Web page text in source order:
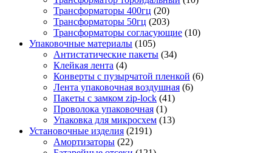
Трансформаторы 400гц (20)
Трансформаторы 50гц (203)
Трансформаторы согласующие (10)
Упаковочные материалы (105)
Антистатические пакеты (34)
Клейкая лента (4)
Конверты с пузырчатой пленкой (6)
Лента упаковочная воздушная (6)
Пакеты с замком zip-lock (41)
Проволока упаковочная (1)
Упаковка для микросхем (13)
Установочные изделия (2191)
Амортизаторы (22)